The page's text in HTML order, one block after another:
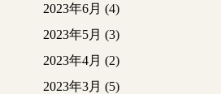
2023年6月 (4)
2023年5月 (3)
2023年4月 (2)
2023年3月 (5)